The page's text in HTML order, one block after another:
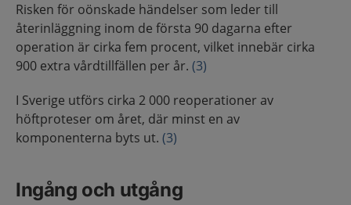
Risken för oönskade händelser som leder till
återinläggning inom de första 90 dagarna efter
operation är cirka fem procent, vilket innebär cirka
900 extra vårdtillfällen per år. (3)
I Sverige utförs cirka 2 000 reoperationer av
höftproteser om året, där minst en av
komponenterna byts ut. (3)
Ingång och utgång